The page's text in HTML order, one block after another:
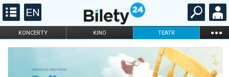
KONCERTY KINO TEATR ...
FILHARMONIA OPERA I BALET
STAND-UP
KARNETY